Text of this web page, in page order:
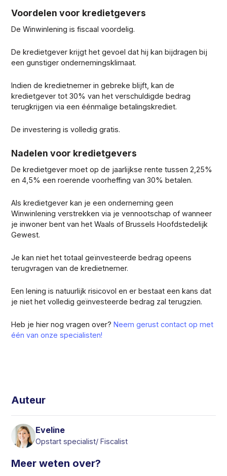
Voordelen voor kredietgevers
De Winwinlening is fiscaal voordelig.
De kredietgever krijgt het gevoel dat hij kan bijdragen bij
een gunstiger ondernemingsklimaat.
Indien de kredietnemer in gebreke blijft, kan de
kredietgever tot 30% van het verschuldigde bedrag
terugkrijgen via een éénmalige betalingskrediet.
De investering is volledig gratis.
Nadelen voor kredietgevers
De kredietgever moet op de jaarlijkse rente tussen 2,25%
en 4,5% een roerende voorheffing van 30% betalen.
Als kredietgever kan je een onderneming geen
Winwinlening verstrekken via je vennootschap of wanneer
je inwoner bent van het Waals of Brussels Hoofdstedelijk
Gewest.
Je kan niet het totaal geïnvesteerde bedrag opeens
terugvragen van de kredietnemer.
Een lening is natuurlijk risicovol en er bestaat een kans dat
je niet het volledig geïnvesteerde bedrag zal terugzien.
Heb je hier nog vragen over?Neem gerust contact op met
één van onze specialisten!
Auteur
Eveline
Opstart specialist/ Fiscalist
Meer weten over?